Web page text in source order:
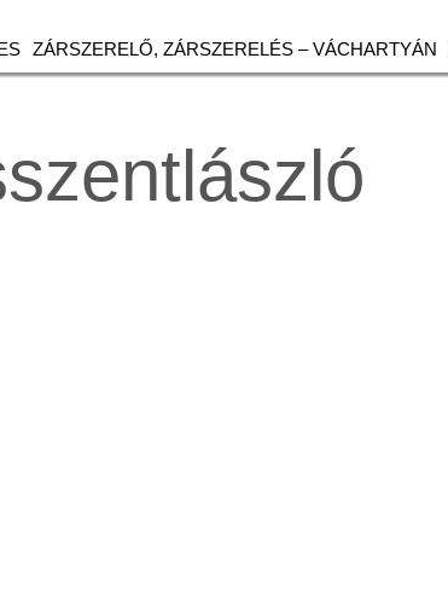
ZÁRSZERELŐ, ZÁRSZERELÉS – VÁCHARTYÁN